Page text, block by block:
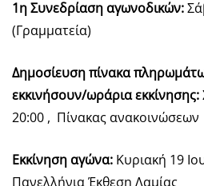
1η Συνεδρίαση αγωνοδικών:
(Γραμματεία)
Δημοσίευση πίνακα
εκκινήσουν/ωράρια εκκίνησης:
20:00 , Πίνακας ανακοινώσεων
Εκκίνηση αγώνα: Κυριακή 19
Πανελλήνια Έκθεση Λαμίας